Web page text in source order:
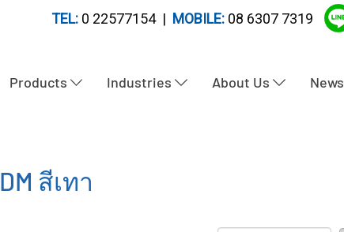
TEL:0 22577154 | MOBILE: 08 6307 7319
Products Industries About Us News
สีเทา